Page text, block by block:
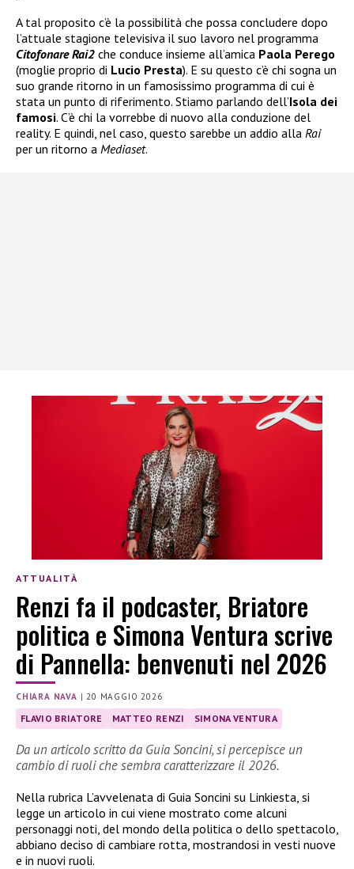
A tal proposito c’è la possibilità che possa concludere dopo
l’attuale stagione televisiva il suo lavoro nel programma
Citofonare Rai2 che conduce insieme all’amica Paola Perego
(moglie proprio di Lucio Presta). E su questo c’è chi sogna un
suo grande ritorno in un famosissimo programma di cui è
stata un punto di riferimento. Stiamo parlando dell’Isola dei
famosi. C’è chi la vorrebbe di nuovo alla conduzione del
reality. E quindi, nel caso, questo sarebbe un addio alla Rai
per un ritorno a Mediaset.
ATTUALITÀ
Renzi fa il podcaster, Briatore
politica e Simona Ventura scrive
di Pannella: benvenuti nel 2026
CHIARA NAVA | 20 MAGGIO 2026
FLAVIO BRIATORE MATTEO RENZI SIMONA VENTURA
Da un articolo scritto da Guia Soncini, si percepisce un
cambio di ruoli che sembra caratterizzare il 2026.
Nella rubrica L’avvelenata di Guia Soncini su Linkiesta, si
legge un articolo in cui viene mostrato come alcuni
personaggi noti, del mondo della politica o dello spettacolo,
abbiano deciso di cambiare rotta, mostrandosi in vesti nuove
e in nuovi ruoli.